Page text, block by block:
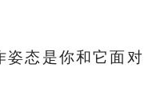
姿态是你和它面对